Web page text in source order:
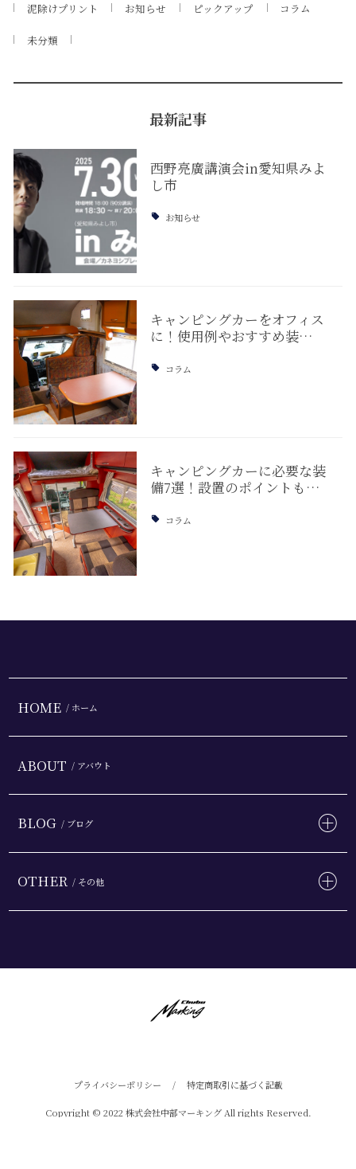
泥除けプリント お知らせ ピックアップ コラム
未分類
最新記事
西野亮廣講演会in愛知県みよ
し市
お知らせ
キャンピングカーをオフィス
に！使用例やおすすめ装…
コラム
キャンピングカーに必要な装
備7選！設置のポイントも…
コラム
HOME / ホーム
ABOUT / アバウト
BLOG / ブログ
OTHER / その他
プライバシーポリシー / 特定商取引に基づく記載
Copyright © 2022 株式会社中部マーキング All rights Reserved.